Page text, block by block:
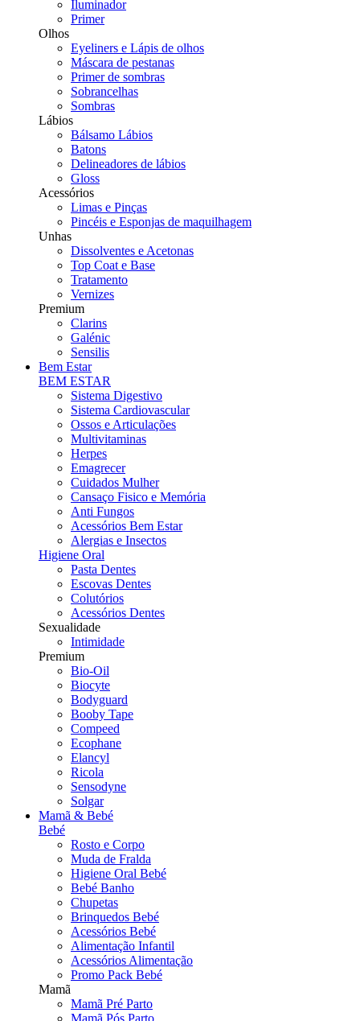
Iluminador
Primer
Olhos
Eyeliners e Lápis de olhos
Máscara de pestanas
Primer de sombras
Sobrancelhas
Sombras
Lábios
Bálsamo Lábios
Batons
Delineadores de lábios
Gloss
Acessórios
Limas e Pinças
Pincéis e Esponjas de maquilhagem
Unhas
Dissolventes e Acetonas
Top Coat e Base
Tratamento
Vernizes
Premium
Clarins
Galénic
Sensilis
Bem Estar
BEM ESTAR
Sistema Digestivo
Sistema Cardiovascular
Ossos e Articulações
Multivitaminas
Herpes
Emagrecer
Cuidados Mulher
Cansaço Fisico e Memória
Anti Fungos
Acessórios Bem Estar
Alergias e Insectos
Higiene Oral
Pasta Dentes
Escovas Dentes
Colutórios
Acessórios Dentes
Sexualidade
Intimidade
Premium
Bio-Oil
Biocyte
Bodyguard
Booby Tape
Compeed
Ecophane
Elancyl
Ricola
Sensodyne
Solgar
Mamã & Bebé
Bebé
Rosto e Corpo
Muda de Fralda
Higiene Oral Bebé
Bebé Banho
Chupetas
Brinquedos Bebé
Acessórios Bebé
Alimentação Infantil
Acessórios Alimentação
Promo Pack Bebé
Mamã
Mamã Pré Parto
Mamã Pós Parto